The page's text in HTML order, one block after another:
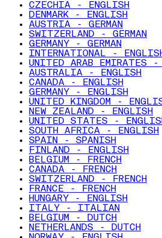
CZECHIA - ENGLISH
DENMARK - ENGLISH
AUSTRIA - GERMAN
SWITZERLAND - GERMAN
GERMANY - GERMAN
INTERNATIONAL -
UNITED ARAB EMIRATES -
AUSTRALIA - ENGLISH
CANADA - ENGLISH
GERMANY - ENGLISH
UNITED KINGDOM -
NEW ZEALAND - ENGLISH
UNITED STATES -
SOUTH AFRICA - ENGLISH
SPAIN - SPANISH
FINLAND - ENGLISH
BELGIUM - FRENCH
CANADA - FRENCH
SWITZERLAND - FRENCH
FRANCE - FRENCH
HUNGARY - ENGLISH
ITALY - ITALIAN
BELGIUM - DUTCH
NETHERLANDS - DUTCH